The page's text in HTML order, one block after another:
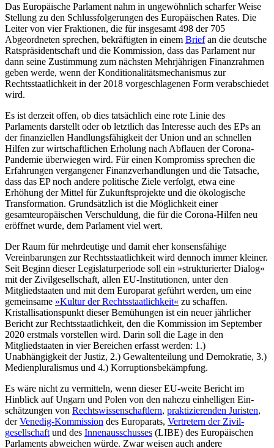
Das Europäische Parlament nahm in un­gewöhnlich scharfer Weise
Stellung zu den Schlussfolgerungen des Europäischen Rates. Die
Leiter von vier Fraktionen, die für ins­gesamt 498 der 705
Abgeordneten sprechen, bekräftigten in einem Briefan die deutsche
Ratspräsidentschaft und die Kommission, dass das Parlament nur
dann seine Zustim­mung zum näch­sten Mehrjährigen Finanz­rahmen
geben werde, wenn der Konditio­nalitätsmechanismus zur
Rechtsstaatlich­keit in der 2018 vorgeschlagenen Form ver­abschiedet
wird.
Es ist derzeit offen, ob dies tatsächlich eine rote Linie des
Parlaments darstellt oder ob letztlich das Interesse auch des EPs an
der finan­ziellen Handlungsfähigkeit der Union und an schnellen
Hilfen zur wirt­schaft­lichen Erholung nach Abflauen der Corona-
Pan­demie überwiegen wird. Für einen Kompromiss sprechen die
Erfahrungen vergangener Finanzverhandlungen und die Tatsache,
dass das EP noch andere poli­tische Ziele verfolgt, etwa eine
Erhöhung der Mittel für Zukunftsprojekte und die öko­logische
Transformation. Grundsätzlich ist die Möglichkeit einer
gesamteuropäischen Verschuldung, die für die Corona-Hilfen neu
eröffnet wurde, dem Parlament viel wert.
Der Raum für mehrdeutige und damit eher konsensfähige
Vereinbarun­gen zur Rechtsstaatlichkeit wird dennoch immer kleiner.
Seit Beginn dieser Legislaturperiode soll ein »strukturierter Dialog«
mit der Zivil­gesellschaft, allen EU-Institutionen, unter den
Mitgliedstaaten und mit dem Europarat geführt werden, um eine
gemeinsame »Kul­tur der Rechtsstaatlichkeit« zu schaffen.
Kristallisationspunkt dieser Bemühungen ist ein neuer jährlicher
Bericht zur Rechts­staatlichkeit, den die Kommission im Sep­tember
2020 erstmals vorstellen wird. Darin soll die Lage in den
Mitgliedstaaten in vier Bereichen erfasst werden: 1.)
Unabhängigkeit der Justiz, 2.) Gewaltenteilung und Demokratie, 3.)
Medienpluralismus und 4.) Korruptionsbekämpfung.
Es wäre nicht zu vermitteln, wenn dieser EU-weite Bericht im
Hinblick auf Ungarn und Polen von den nahezu einhelligen Ein­
schätzungen von Rechtswissenschaftlern, praktizierenden Juristen,
derVenedig-Kom­mission des Europarats, Ver­tretern der Zivil­
gesellschaft und des Innenausschusses (LIBE) des Europäischen
Parlaments abweichen würde. Zwar weisen auch andere